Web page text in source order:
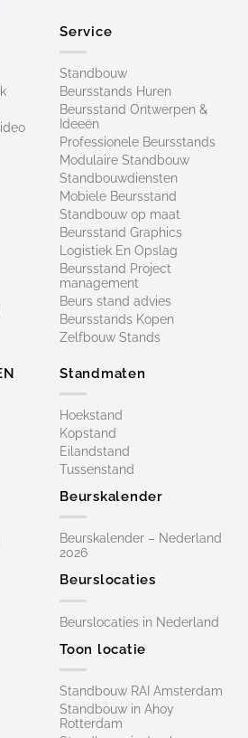
Service
Standbouw
Beursstands Huren
Beursstand Ontwerpen &
Ideeën
Professionele Beursstands
Modulaire Standbouw
Standbouwdiensten
Mobiele Beursstand
Standbouw op maat​
Beursstand Graphics
Logistiek En Opslag
Beursstand Project
management
Beurs stand advies
Beursstands Kopen
Zelfbouw Stands
Standmaten
Hoekstand
Kopstand
Eilandstand
Tussenstand
Beurskalender
Beurskalender – Nederland
2026
Beurslocaties
Beurslocaties in Nederland
Toon locatie
Standbouw RAI Amsterdam
Standbouw in Ahoy
Rotterdam